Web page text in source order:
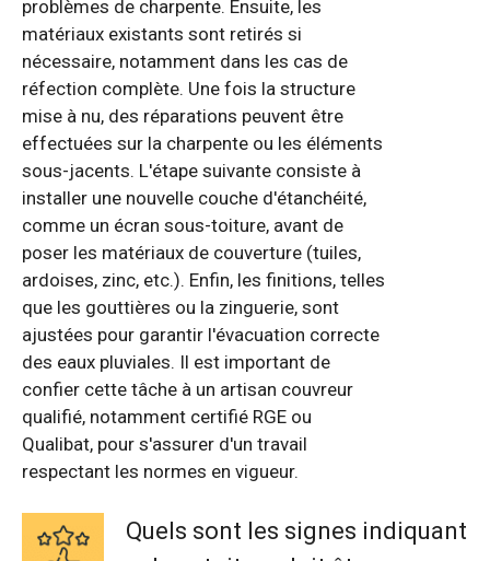
problèmes de charpente. Ensuite, les
matériaux existants sont retirés si
nécessaire, notamment dans les cas de
réfection complète. Une fois la structure
mise à nu, des réparations peuvent être
effectuées sur la charpente ou les éléments
sous-jacents. L'étape suivante consiste à
installer une nouvelle couche d'étanchéité,
comme un écran sous-toiture, avant de
poser les matériaux de couverture (tuiles,
ardoises, zinc, etc.). Enfin, les finitions, telles
que les gouttières ou la zinguerie, sont
ajustées pour garantir l'évacuation correcte
des eaux pluviales. Il est important de
confier cette tâche à un artisan couvreur
qualifié, notamment certifié RGE ou
Qualibat, pour s'assurer d'un travail
respectant les normes en vigueur.
Quels sont les signes indiquant